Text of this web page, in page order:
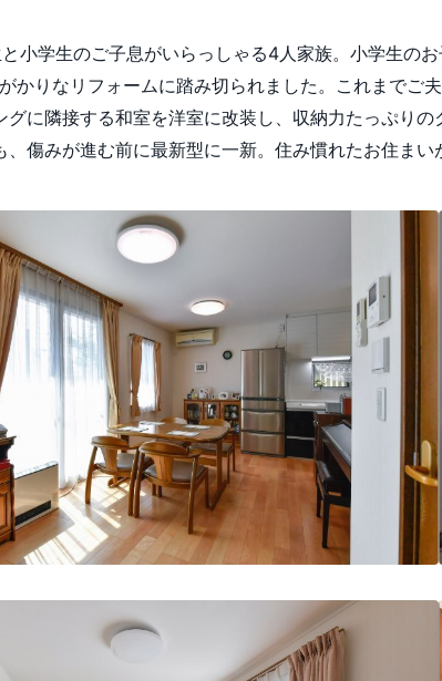
小学生のご子息がいらっしゃる4人家族。小学生の
かりなリフォームに踏み切られました。これまでご
グに隣接する和室を洋室に改装し、収納力たっぷり
、傷みが進む前に最新型に一新。住み慣れたお住まい